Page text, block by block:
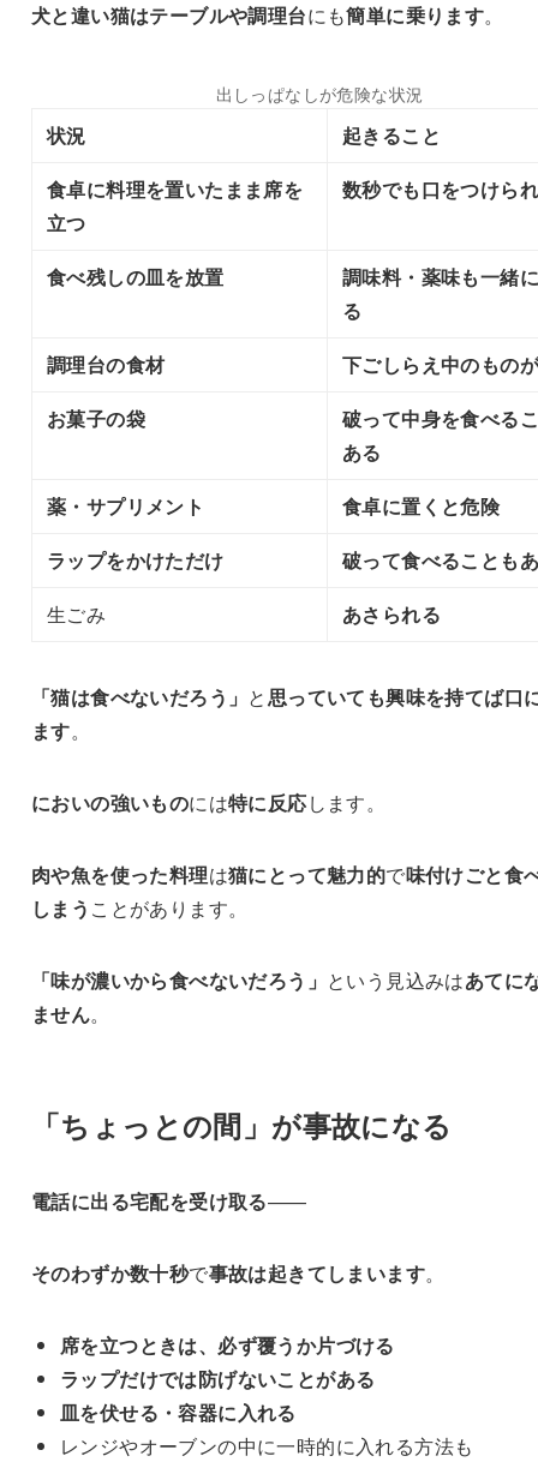
犬と違い猫はテーブルや調理台にも簡単に乗ります。
出しっぱなしが危険な状況
状況
起きること
食卓に料理を置いたまま席を
立つ
数秒でも口をつけら
食べ残しの皿を放置
調味料・薬味も一緒
る
調理台の食材
下ごしらえ中のもの
お菓子の袋
破って中身を食べる
ある
薬・サプリメント
食卓に置くと危険
ラップをかけただけ
破って食べることも
生ごみ
あさられる
「猫は食べないだろう」 と思っていても興味を持てば口
ます。
においの強いものには特に反応します。
肉や魚を使った料理は猫にとって魅力的で味付けごと食
しまう ことがあります。
「味が濃いから食べないだろう」 という見込みはあてに
ません。
「ちょっとの間」が事故になる
電話に出る宅配を受け取る——
そのわずか数十秒で事故は起きてしまいます。
席を立つときは、必ず覆うか片づける
ラップだけでは防げないことがある
皿を伏せる・容器に入れる
レンジやオーブンの中に一時的に入れる方法も